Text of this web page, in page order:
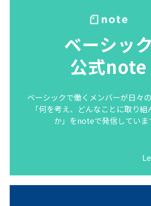
ベーシック
公式note
ベーシックで働くメンバーが日々
「何を考え、どんなことに取り組
か」をnoteで発信していま